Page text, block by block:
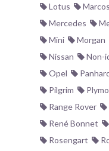
Lotus
Marcos
Mercedes
Mini
Morgan
Nissan
Non-
Opel
Pilgrim
Range Rover
René Bonnet
Rosengart